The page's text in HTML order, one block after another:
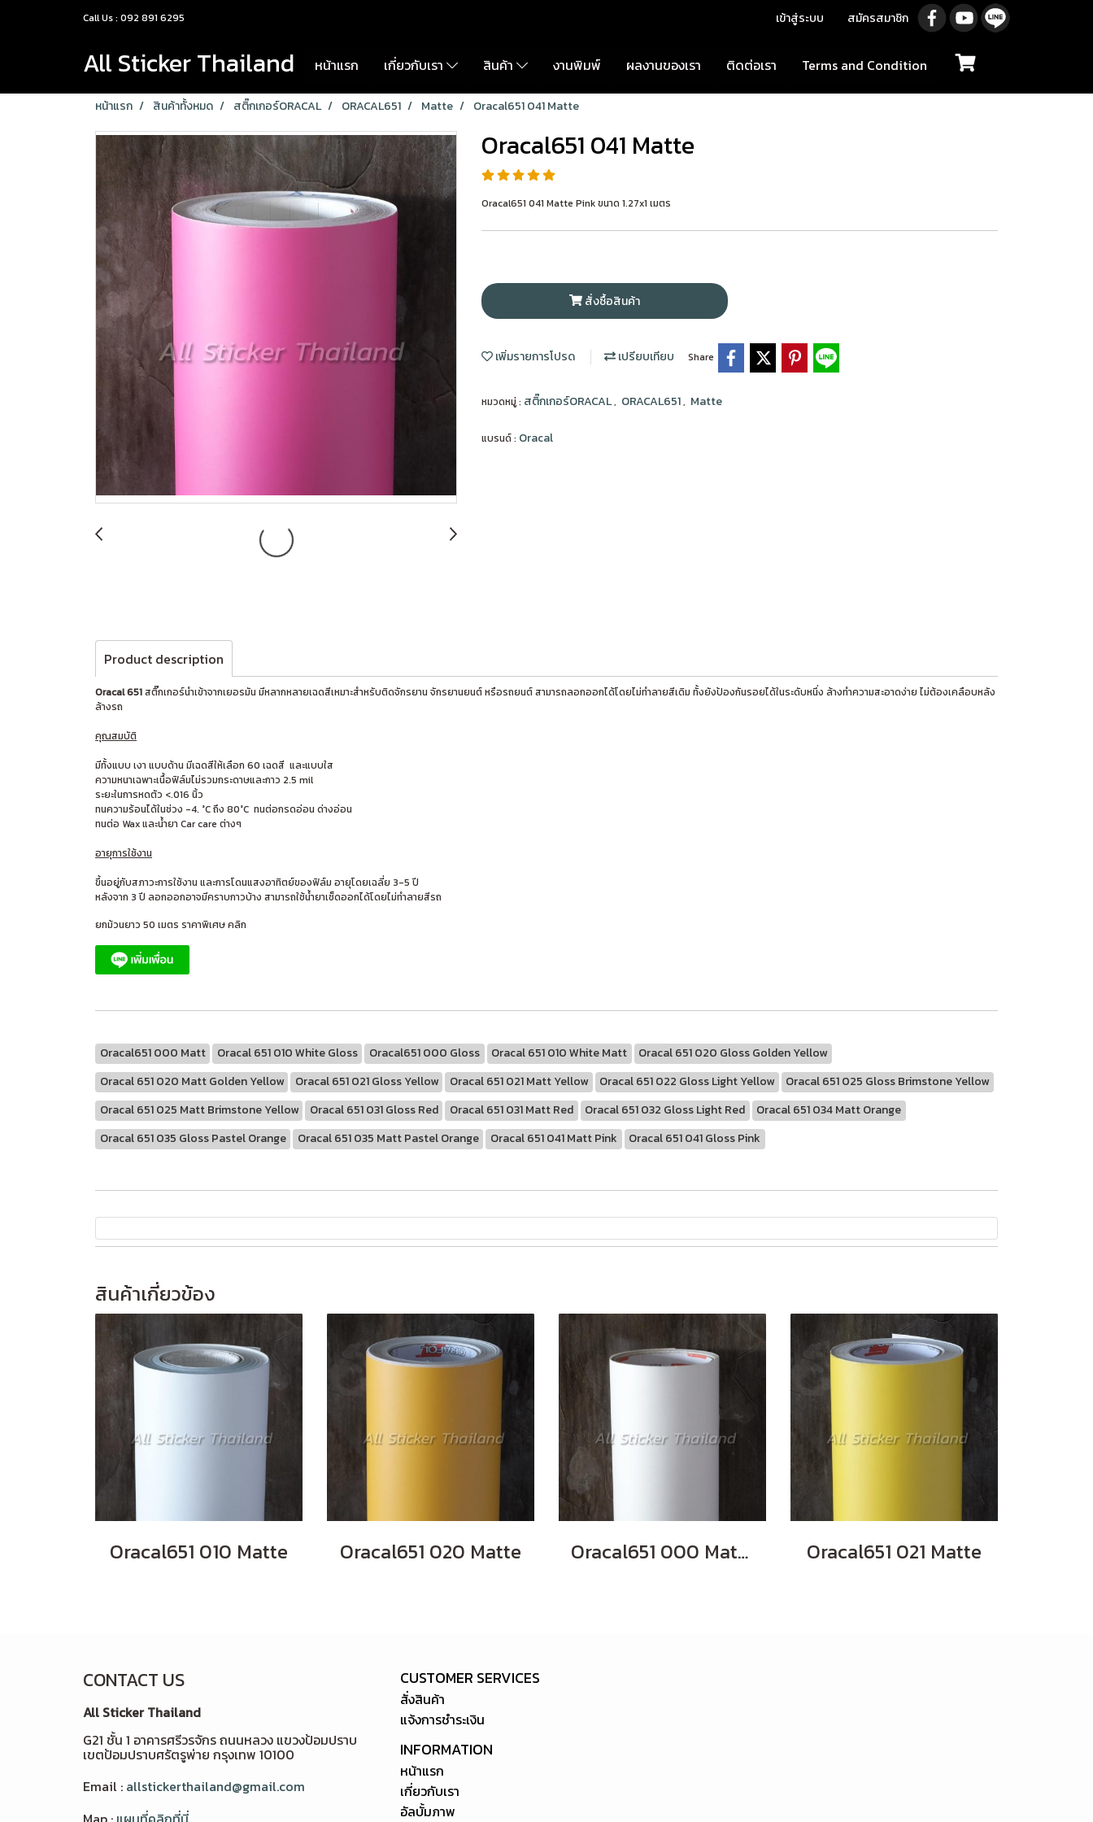
Call Us : 092 891 6295 เข้าสู่ระบบ สมัครสมาชิก
All Sticker Thailand หน้าแรก เกี่ยวกับเรา สินค้า งานพิมพ์ ผลงานของเรา ติดต่อเรา Terms and Condition
หน้าแรก สินค้าทั้งหมด สติ๊กเกอร์ORACAL ORACAL651 Matte Oracal651 041 Matte
Oracal651 041 Matte
Oracal651 041 Matte Pink ขนาด 1.27x1 เมตร
สั่งซื้อสินค้า
เพิ่มรายการโปรด เปรียบเทียบ Share
หมวดหมู่ : สติ๊กเกอร์ORACAL, ORACAL651, Matte
แบรนด์ : Oracal
Product description
Oracal 651สติ๊กเกอร์นำเข้าจากเยอรมัน มีหลากหลายเฉดสีเหมาะสำหรับติดจักรยาน จักรยานยนต์ หรือรถยนต์ สามารถลอกออกได้โดยไม่ทำลายสีเดิม ทั้งยังป้องกันรอยได้ในระดับหนึ่ง ล้างทำความสะอาดง่าย ไม่ต้องเคลือบหลัง
ล้างรถ
คุณสมบัติ
มีทั้งแบบ เงา แบบด้าน มีเฉดสีให้เลือก 60 เฉดสี และแบบใส
ความหนาเฉพาะเนื้อฟิล์มไม่รวมกระดาษและกาว 2.5 mil
ระยะในการหดตัว <.016 นิ้ว
ทนความร้อนได้ในช่วง -4. °C ถึง 80°C ทนต่อกรดอ่อน ด่างอ่อน
ทนต่อ Wax และน้ำยา Car care ต่างๆ
อายุการใช้งาน
ขึ้นอยู่กับสภาวะการใช้งาน และการโดนแสงอาทิตย์ของฟิล์ม อายุโดยเฉลี่ย 3-5 ปี
หลังจาก 3 ปี ลอกออกอาจมีคราบกาวบ้าง สามารถใช้น้ำยาเช็ดออกได้โดยไม่ทำลายสีรถ
ยกม้วนยาว 50 เมตร ราคาพิเศษ คลิก
Oracal651 000 Matt Oracal 651 010 White Gloss Oracal651 000 Gloss Oracal 651 010 White Matt
Oracal 651 020 Gloss Golden Yellow
Oracal 651 020 Matt Golden Yellow
Oracal 651 021 Gloss Yellow Oracal 651 021 Matt Yellow Oracal 651 022 Gloss Light Yellow
Oracal 651 025 Gloss Brimstone Yellow
Oracal 651 025 Matt Brimstone Yellow
Oracal 651 031 Gloss Red Oracal 651 031 Matt Red Oracal 651 032 Gloss Light Red
Oracal 651 034 Matt Orange
Oracal 651 035 Gloss Pastel Orange
Oracal 651 035 Matt Pastel Orange Oracal 651 041 Matt Pink Oracal 651 041 Gloss Pink
สินค้าเกี่ยวข้อง
Oracal651 010 Matte Oracal651 020 Matte Oracal651 000 Matte Oracal651 021 Matte
CONTACT US
All Sticker Thailand
G21 ชั้น 1 อาคารศรีวรจักร ถนนหลวง แขวงป้อมปราบ
เขตป้อมปราบศรัตรูพ่าย กรุงเทพ 10100
Email : allstickerthailand@gmail.com
CUSTOMER SERVICES
สั่งสินค้า
แจ้งการชำระเงิน
INFORMATION
หน้าแรก
เกี่ยวกับเรา
อัลบั้มภาพ